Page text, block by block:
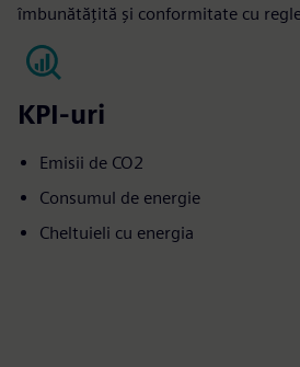
îmbunătățită și conformitate cu
KPI-uri
Emisii de CO2
Consumul de energie
Cheltuieli cu energia